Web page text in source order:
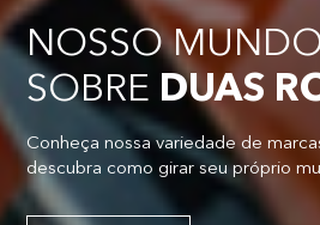
NOSSO
SOBRE DUAS
Conheça nossa variedade de
descubra como girar seu próprio